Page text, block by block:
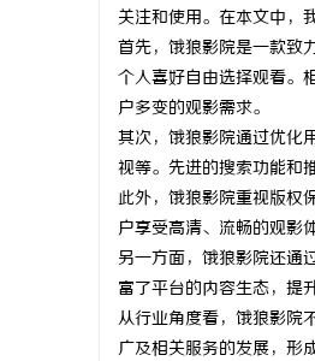
关注和使用。在本文中，
首先，饿狼影院是一款致
个人喜好自由选择观看。
户多变的观影需求。
其次，饿狼影院通过优化
视等。先进的搜索功能和
此外，饿狼影院重视版权
户享受高清、流畅的观影
另一方面，饿狼影院还通
富了平台的内容生态，提
从行业角度看，饿狼影院
广及相关服务的发展，形